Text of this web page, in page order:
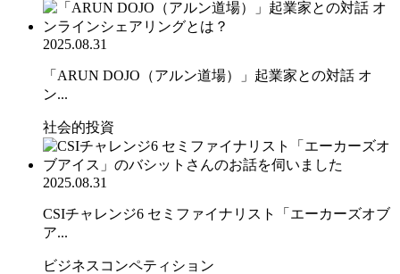
2025.08.31
「ARUN DOJO（アルン道場）」起業家との対話 オ
ン...
社会的投資
2025.08.31
CSIチャレンジ6 セミファイナリスト「エーカーズオブ
ア...
ビジネスコンペティション